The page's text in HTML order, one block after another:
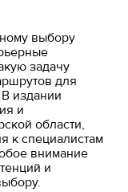
выбору
задачу
для
издании
и
области,
к специалистам
внимание
и